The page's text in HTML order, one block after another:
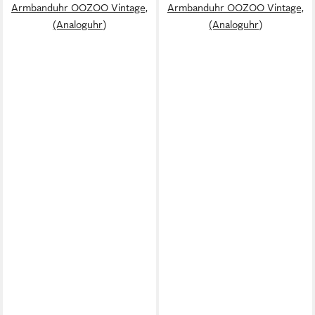
Armbanduhr OOZOO Vintage,
(Analoguhr)
Armbanduhr OOZOO Vintage,
(Analoguhr)